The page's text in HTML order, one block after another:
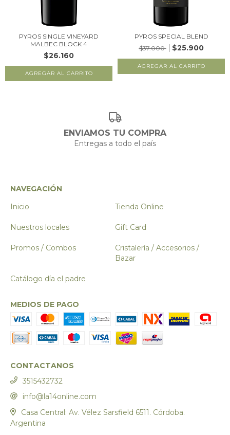
PYROS SINGLE VINEYARD
MALBEC BLOCK 4
$26.160
PYROS SPECIAL BLEND
$37.000
$25.900
ENVIAMOS TU COMPRA
Entregas a todo el país
NAVEGACIÓN
Inicio
Tienda Online
Nuestros locales Gift Card
Promos / Combos
Cristalería / Accesorios /
Bazar
Catálogo día el padre
MEDIOS DE PAGO
CONTACTANOS
3515432732
info@la14online.com
Casa Central: Av. Vélez Sarsfield 6511. Córdoba.
Argentina